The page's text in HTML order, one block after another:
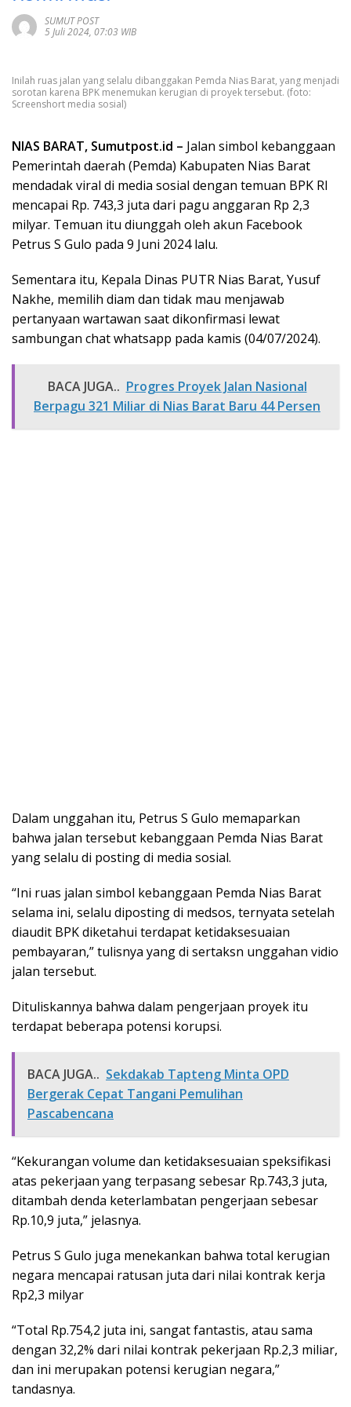
SUMUT POST
5 Juli 2024, 07:03 WIB
Inilah ruas jalan yang selalu dibanggakan Pemda Nias Barat, yang menjadi
sorotan karena BPK menemukan kerugian di proyek tersebut. (foto:
Screenshort media sosial)
NIAS BARAT, Sumutpost.id – Jalan simbol kebanggaan
Pemerintah daerah (Pemda) Kabupaten Nias Barat
mendadak viral di media sosial dengan temuan BPK RI
mencapai Rp. 743,3 juta dari pagu anggaran Rp 2,3
milyar. Temuan itu diunggah oleh akun Facebook
Petrus S Gulo pada 9 Juni 2024 lalu.
Sementara itu, Kepala Dinas PUTR Nias Barat, Yusuf
Nakhe, memilih diam dan tidak mau menjawab
pertanyaan wartawan saat dikonfirmasi lewat
sambungan chat whatsapp pada kamis (04/07/2024).
BACA JUGA.. Progres Proyek Jalan Nasional
Berpagu 321 Miliar di Nias Barat Baru 44 Persen
Dalam unggahan itu, Petrus S Gulo memaparkan
bahwa jalan tersebut kebanggaan Pemda Nias Barat
yang selalu di posting di media sosial.
“Ini ruas jalan simbol kebanggaan Pemda Nias Barat
selama ini, selalu diposting di medsos, ternyata setelah
diaudit BPK diketahui terdapat ketidaksesuaian
pembayaran,” tulisnya yang di sertaksn unggahan vidio
jalan tersebut.
Dituliskannya bahwa dalam pengerjaan proyek itu
terdapat beberapa potensi korupsi.
BACA JUGA.. Sekdakab Tapteng Minta OPD
Bergerak Cepat Tangani Pemulihan
Pascabencana
“Kekurangan volume dan ketidaksesuaian speksifikasi
atas pekerjaan yang terpasang sebesar Rp.743,3 juta,
ditambah denda keterlambatan pengerjaan sebesar
Rp.10,9 juta,” jelasnya.
Petrus S Gulo juga menekankan bahwa total kerugian
negara mencapai ratusan juta dari nilai kontrak kerja
Rp2,3 milyar
“Total Rp.754,2 juta ini, sangat fantastis, atau sama
dengan 32,2% dari nilai kontrak pekerjaan Rp.2,3 miliar,
dan ini merupakan potensi kerugian negara,”
tandasnya.